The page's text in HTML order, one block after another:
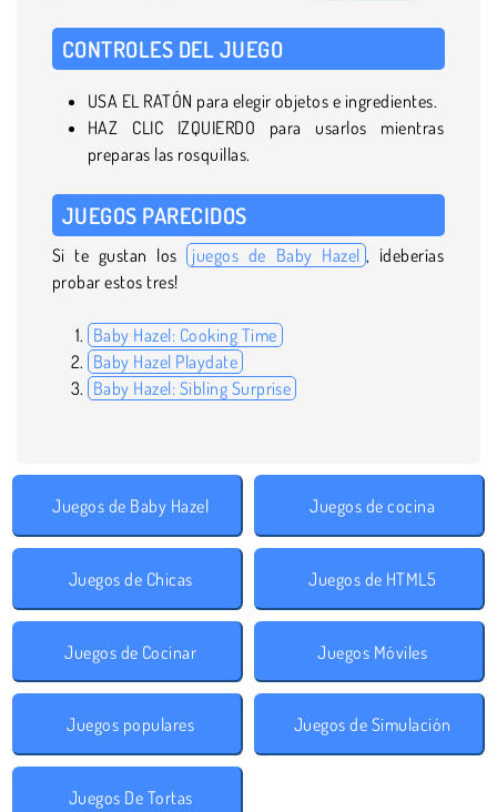
CONTROLES DEL JUEGO
USA EL RATÓN para elegir objetos e ingredientes.
HAZ CLIC IZQUIERDO para usarlos mientras
preparas las rosquillas.
JUEGOS PARECIDOS
Si te gustan los juegos de Baby Hazel , ¡deberías
probar estos tres!
Baby Hazel: Cooking Time
Baby Hazel Playdate
Baby Hazel: Sibling Surprise
Juegos de Baby Hazel Juegos de cocina
Juegos de Chicas Juegos de HTML5
Juegos de Cocinar Juegos Móviles
Juegos populares Juegos de Simulación
Juegos De Tortas